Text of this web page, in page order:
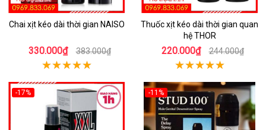
Chai xịt kéo dài thời gian NAISO
330.000₫ 383.000₫
Thuốc xịt kéo dài thời gian quan
hệ THOR
220.000₫ 244.000₫
-17% -11%